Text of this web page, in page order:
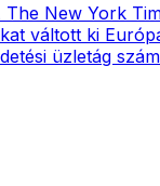
The New York
váltott ki
üzletág